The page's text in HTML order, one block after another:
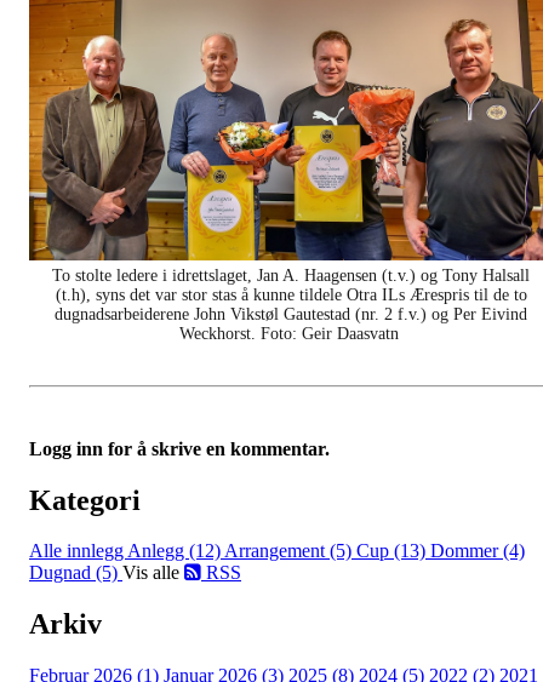
To stolte ledere i idrettslaget, Jan A. Haagensen (t.v.) og Tony Halsall
(t.h), syns det var stor stas å kunne tildele Otra ILs Ærespris til de to
dugnadsarbeiderene John Vikstøl Gautestad (nr. 2 f.v.) og Per Eivind
Weckhorst. Foto: Geir Daasvatn
Logg inn for å skrive en kommentar.
Kategori
Alle innleggAnlegg (12)Arrangement (5) Cup (13) Dommer (4)
Dugnad (5) Vis alle RSS
Arkiv
Februar 2026 (1) Januar 2026 (3) 2025 (8) 2024 (5) 2022 (2) 2021